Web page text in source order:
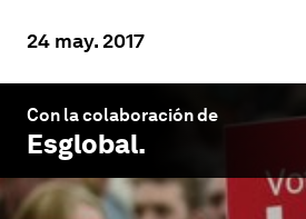
24 may. 2017
Con la colaboración de
Esglobal.